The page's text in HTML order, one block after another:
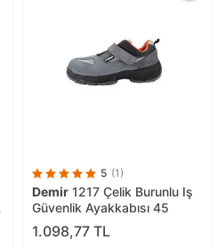
5 (1)
Demir 1217 Çelik Burunlu Iş
Güvenlik Ayakkabısı 45
1.098,77 TL